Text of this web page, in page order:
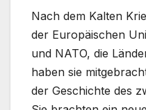
Nach dem Kalten
der Europäischen
und NATO, die
haben sie
der Geschichte des